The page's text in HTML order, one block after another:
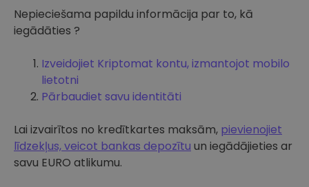
Nepieciešama papildu informācija par to, kā
iegādāties ?
Izveidojiet Kriptomat kontu, izmantojot mobilo
lietotni
Pārbaudiet savu identitāti
Lai izvairītos no kredītkartes maksām, pievienojiet
līdzekļus, veicot bankas depozītu un iegādājieties ar
savu EURO atlikumu.